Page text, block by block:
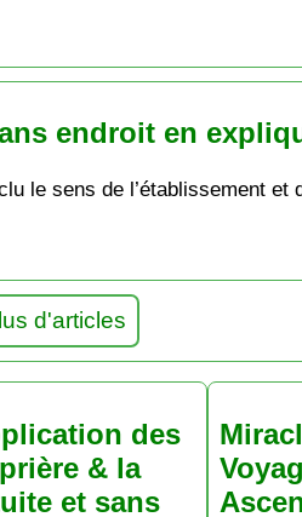
endroit en
le sens de l’établissement et
d'articles
des
& la
et sans